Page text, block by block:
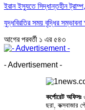
ইরান ইস্যুতে সিদ্ধান্তহীন
যুদ্ধবিরতির সময় বৃদ্ধির
আগেরপরবর্তী ১ এর ৫৪৩
- Advertisement -
কর্পোরেট অফিসঃ
ছরা, কক্সবাজার